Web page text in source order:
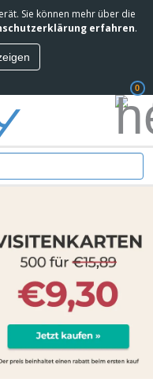
Sie können mehr über die
erfahren.
0